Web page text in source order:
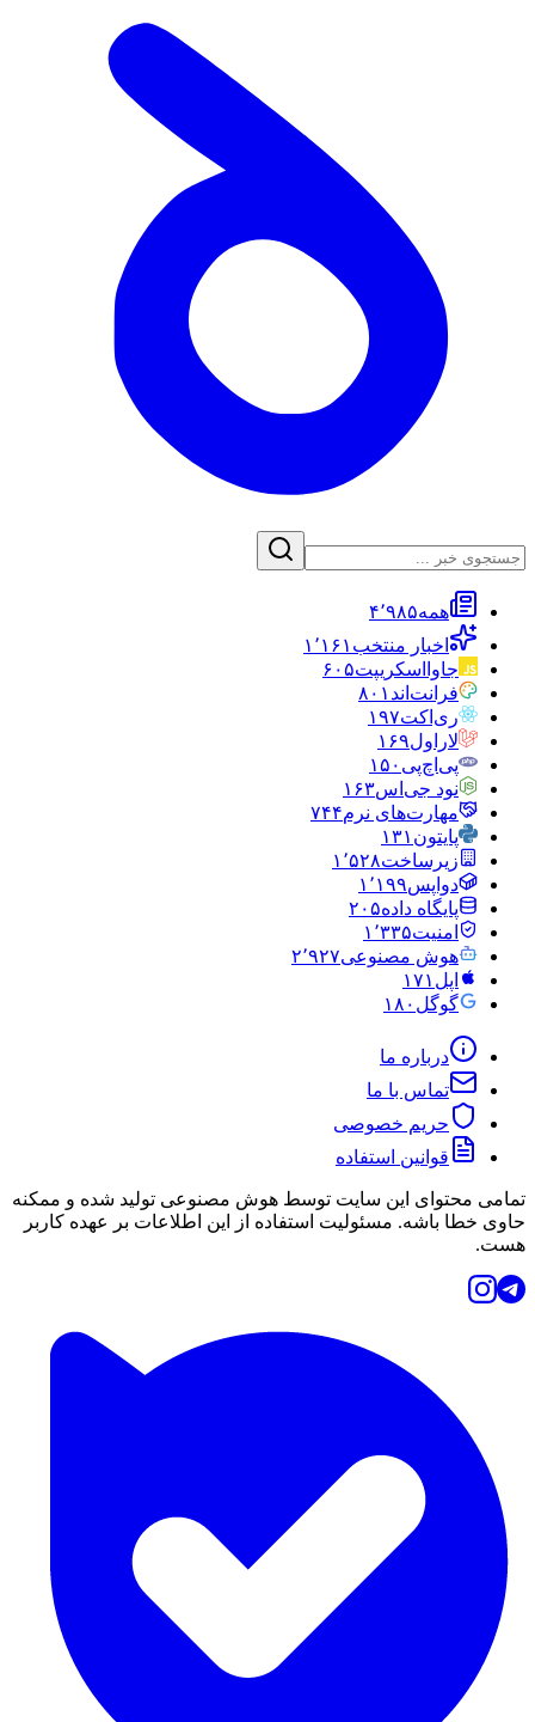
همه۴٬۹۸۵
اخبار منتخب ۱٬۱۶۱
جاوااسکریپت۶۰۵
فرانت‌اند ۸۰۱
ری‌اکت۱۹۷
لاراول۱۶۹
پی‌اچ‌پی ۱۵۰
نود جی‌اس۱۶۳
مهارت‌های نرم۷۴۴
پایتون ۱۳۱
زیرساخت۱٬۵۲۸
دواپس۱٬۱۹۹
پایگاه داده۲۰۵
امنیت۱٬۳۳۵
هوش مصنوعی۲٬۹۲۷
اپل ۱۷۱
گوگل ۱۸۰
درباره ما
تماس با ما
حریم خصوصی
قوانین استفاده
تمامی محتوای این سایت توسط هوش مصنوعی تولید شده و ممکنه
حاوی خطا باشه. مسئولیت استفاده از این اطلاعات بر عهده کاربر
هست.